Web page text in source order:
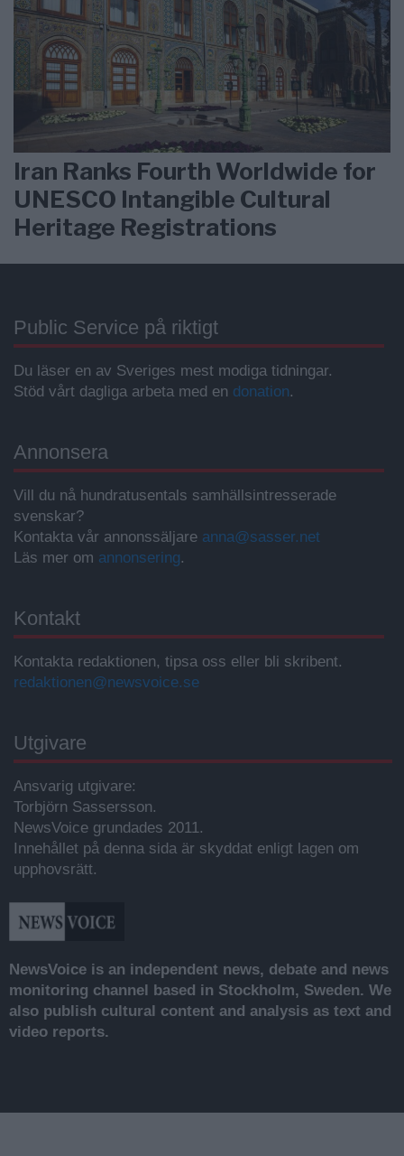
Iran Ranks Fourth Worldwide for
UNESCO Intangible Cultural
Heritage Registrations
Public Service på riktigt
Du läser en av Sveriges mest modiga tidningar.
Stöd vårt dagliga arbeta med en donation.
Annonsera
Vill du nå hundratusentals samhällsintresserade
svenskar?
Kontakta vår annonssäljare anna@sasser.net
Läs mer om annonsering.
Kontakt
Kontakta redaktionen, tipsa oss eller bli skribent.
redaktionen@newsvoice.se
Utgivare
Ansvarig utgivare:
Torbjörn Sassersson.
NewsVoice grundades 2011.
Innehållet på denna sida är skyddat enligt lagen om
upphovsrätt.
NewsVoice is an independent news, debate and news
monitoring channel based in Stockholm, Sweden. We
also publish cultural content and analysis as text and
video reports.